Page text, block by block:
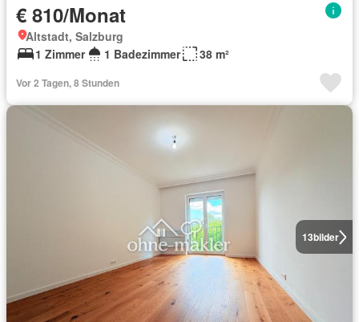
€ 810/Monat
Altstadt, Salzburg
1 Zimmer
1 Badezimmer 38 m²
Vor 2 Tagen, 8 Stunden
13bilder